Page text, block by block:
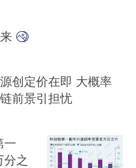
创定价在即 大概率
前景引担忧
一
分之